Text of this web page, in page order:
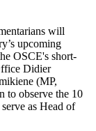
will
upcoming
OSCE's short-
Didier
(MP,
to observe the 10
as Head of